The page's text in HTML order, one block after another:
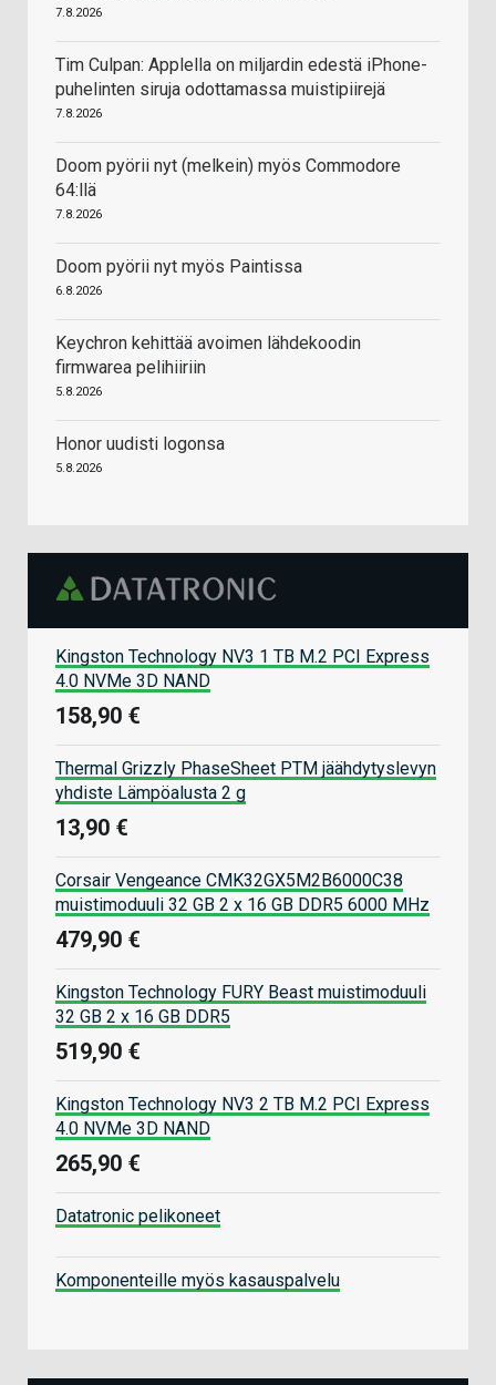
7.8.2026
Tim Culpan: Applella on miljardin edestä iPhone-
puhelinten siruja odottamassa muistipiirejä
7.8.2026
Doom pyörii nyt (melkein) myös Commodore
64:llä
7.8.2026
Doom pyörii nyt myös Paintissa
6.8.2026
Keychron kehittää avoimen lähdekoodin
firmwarea pelihiiriin
5.8.2026
Honor uudisti logonsa
5.8.2026
Kingston Technology NV3 1 TB M.2 PCI Express
4.0 NVMe 3D NAND
158,90 €
Thermal Grizzly PhaseSheet PTM jäähdytyslevyn
yhdiste Lämpöalusta 2 g
13,90 €
Corsair Vengeance CMK32GX5M2B6000C38
muistimoduuli 32 GB 2 x 16 GB DDR5 6000 MHz
479,90 €
Kingston Technology FURY Beast muistimoduuli
32 GB 2 x 16 GB DDR5
519,90 €
Kingston Technology NV3 2 TB M.2 PCI Express
4.0 NVMe 3D NAND
265,90 €
Datatronic pelikoneet
Komponenteille myös kasauspalvelu